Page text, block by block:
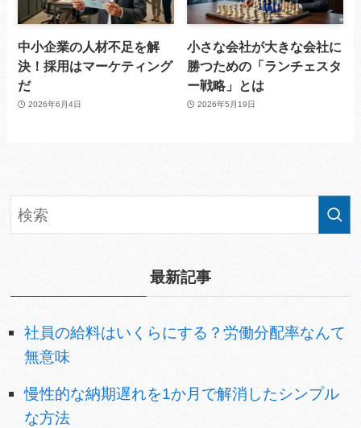
中小企業の人材不足を解
決！採用はマーケティング
だ
2026年6月4日
小さな会社が大きな会社に
勝つための「ランチェスタ
ー戦略」とは
2026年5月19日
最新記事
社員の給料はいくらにする？労働分配率なんて
無意味
慢性的な納期遅れを1か月で解消したシンプル
な方法